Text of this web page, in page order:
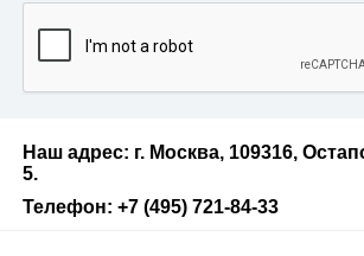
Наш адрес: г. Москва, 109316,
5.
Телефон: +7 (495) 721-84-33